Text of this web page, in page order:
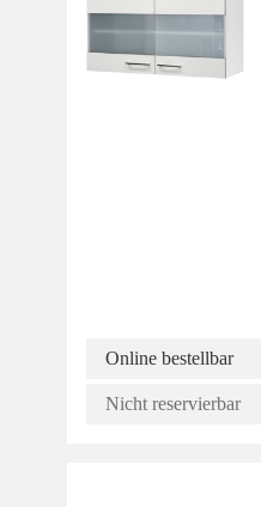
Online bestellbar
Nicht reservierbar